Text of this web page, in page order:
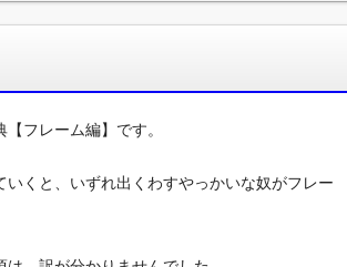
フレーム編】です。
いくと、いずれ出くわすやっかいな奴がフレー